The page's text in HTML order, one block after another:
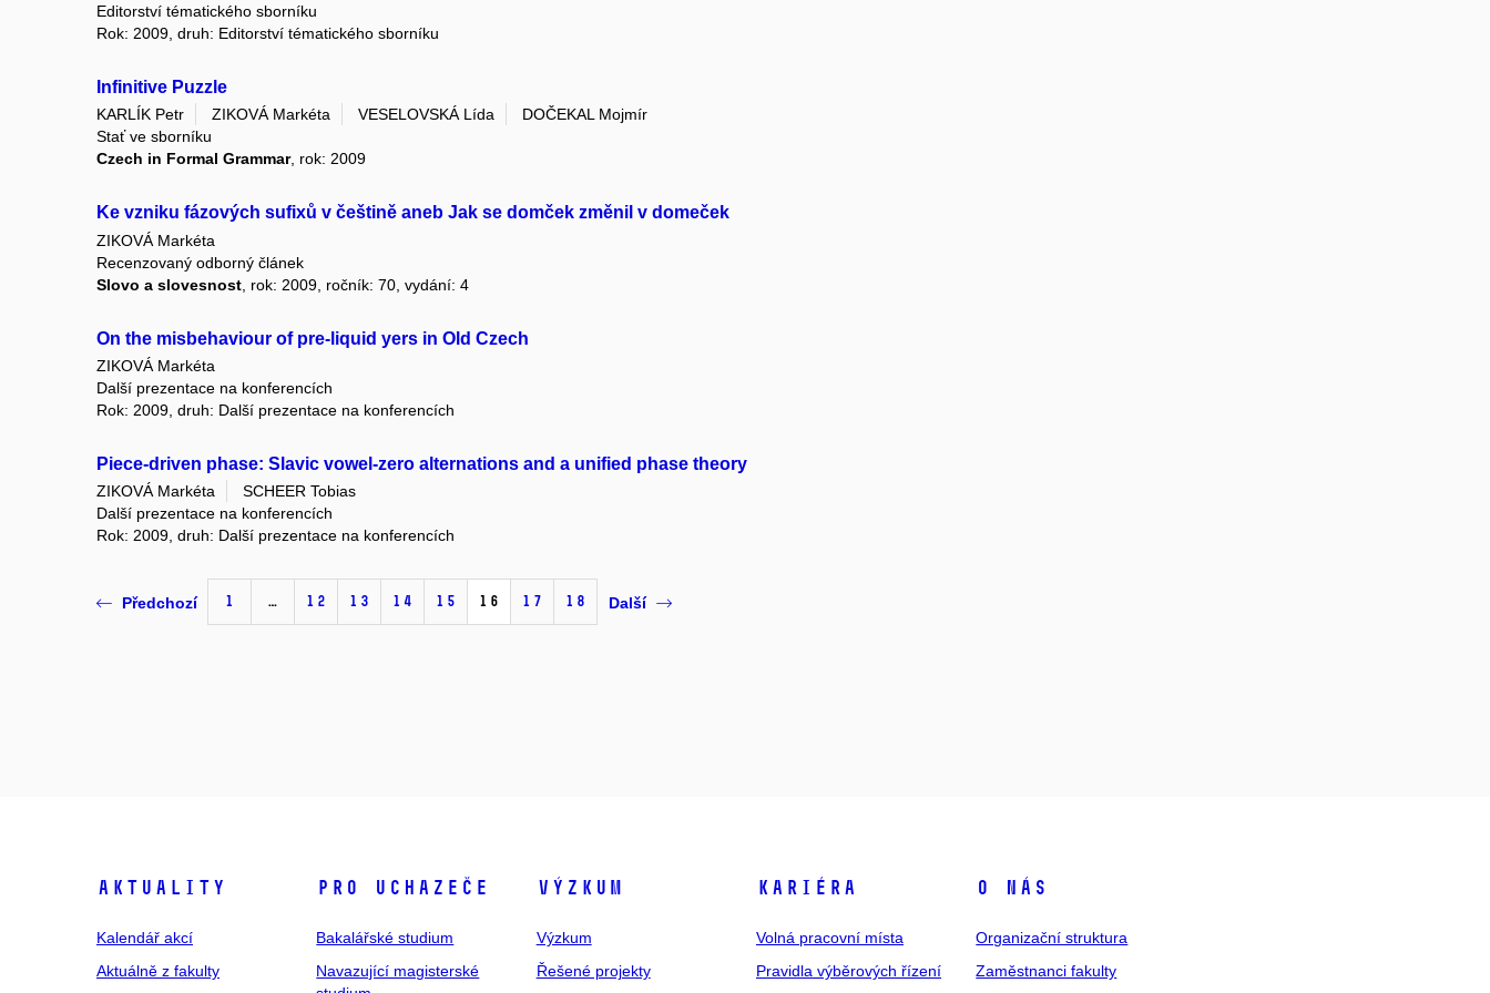
Editorství tématického sborníku
Rok: 2009, druh: Editorství tématického sborníku
Infinitive Puzzle
KARLÍK Petr ZIKOVÁ Markéta VESELOVSKÁ Lída
DOČEKAL Mojmír
Stať ve sborníku
Czech in Formal Grammar, rok: 2009
Ke vzniku fázových sufixů v češtině aneb Jak se domček změnil v domeček
ZIKOVÁ Markéta
Recenzovaný odborný článek
Slovo a slovesnost , rok: 2009, ročník: 70, vydání: 4
On the misbehaviour of pre-liquid yers in Old Czech
ZIKOVÁ Markéta
Další prezentace na konferencích
Rok: 2009, druh: Další prezentace na konferencích
Piece-driven phase: Slavic vowel-zero alternations and a unified phase theory
ZIKOVÁ Markéta
SCHEER Tobias
Další prezentace na konferencích
Rok: 2009, druh: Další prezentace na konferencích
Předchozí 1 … 12 13 14 15 16 17 18 Další
Aktuality
Kalendář akcí
Aktuálně z fakulty
Pro uchazeče
Bakalářské studium
Navazující magisterské
Výzkum
Výzkum
Řešené projekty
Kariéra
Volná pracovní místa
Pravidla výběrových řízení
O nás
Organizační struktura
Zaměstnanci fakulty